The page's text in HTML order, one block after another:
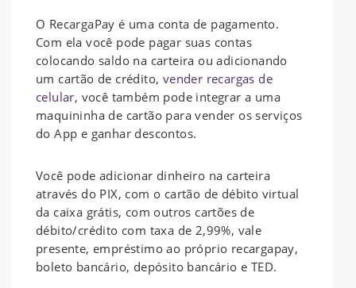
O RecargaPay é uma conta de pagamento.
Com ela você pode pagar suas contas
colocando saldo na carteira ou adicionando
um cartão de crédito, vender recargas de
celular, você também pode integrar a uma
maquininha de cartão para vender os serviços
do App e ganhar descontos.
Você pode adicionar dinheiro na carteira
através do PIX, com o cartão de débito virtual
da caixa grátis, com outros cartões de
débito/crédito com taxa de 2,99%, vale
presente, empréstimo ao próprio recargapay,
boleto bancário, depósito bancário e TED.